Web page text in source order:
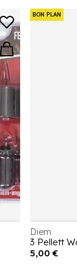
BON PLAN
Diem
3 Pellett
5,00 €